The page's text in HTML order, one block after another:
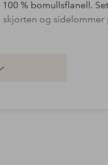
% bomullsflanell.
og sidelommer